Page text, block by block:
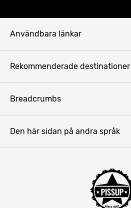
Användbara länkar
Rekommenderade destinationer
Breadcrumbs
Den här sidan på andra språk